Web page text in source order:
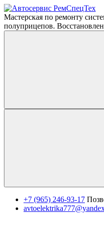
Мастерская по ремонту
полуприцепов.
+7 (965) 246-93-17